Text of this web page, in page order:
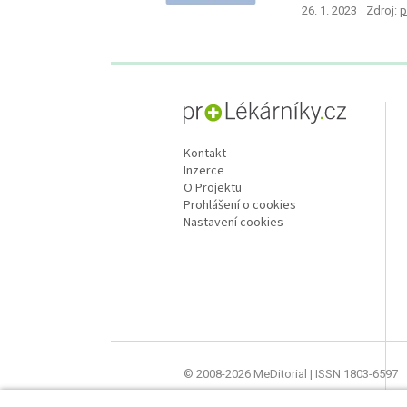
30 pacientů s
26. 1. 2023 Zdroj:
Kontakt
Inzerce
O Projektu
Prohlášení o cookies
Nastavení cookies
© 2008-2026 MeDitorial | ISSN 1803-6597